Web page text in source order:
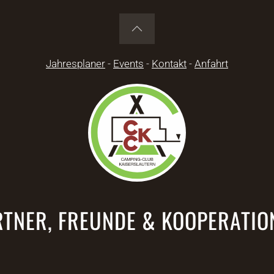
Jahresplaner - Events - Kontakt - Anfahrt
FREUNDE &